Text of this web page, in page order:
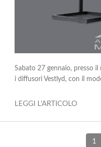
Sabato 27 gennaio, presso
i diffusori Vestlyd, con il
LEGGI L'ARTICOLO
1